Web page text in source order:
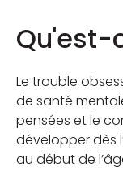
Qu'est-
Le trouble
de santé
pensées et le
développer dès
au début de